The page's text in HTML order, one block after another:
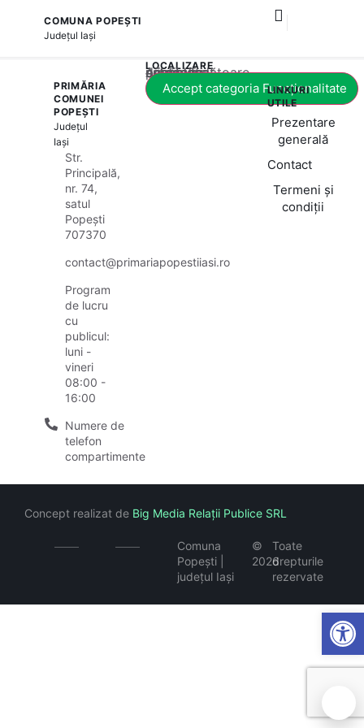
COMUNA POPEȘTI
Județul Iași
PRIMĂRIA
COMUNEI
POPEȘTI
Județul
Iași
Str.
Principală,
nr. 74,
satul
Popești
707370
contact@primariapopestiiasi.ro
Program
de lucru
cu
publicul:
luni -
vineri
08:00 -
16:00
Numere de
telefon
compartimente
LOCALIZARE
Acest conținut este blocat până când acceptați categoria corespunzătoare de cookie-uri.
Accept categoria Funcționalitate
LINKURI
UTILE
Prezentare
generală
Contact
Termeni și
condiții
Comuna
Popești |
județul Iași
©
2026
Toate
drepturile
rezervate
Concept realizat de Big Media Relații Publice SRL